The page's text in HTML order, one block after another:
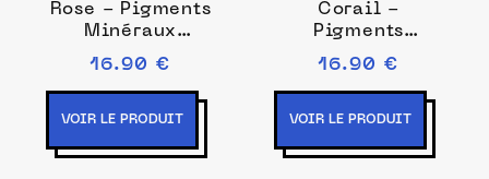
Rose - Pigments
Minéraux
Naturels -
Fabrication
Française
16.90 €
VOIR LE PRODUIT
Corail -
Pigments
Minéraux
Naturels -
Fabrication
Française
16.90 €
VOIR LE PRODUIT